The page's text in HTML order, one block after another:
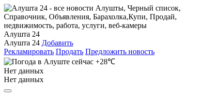
Алушта 24
Алушта 24 Добавить
Рекламировать Продать Предложить новость
+28℃
Нет данных
Нет данных